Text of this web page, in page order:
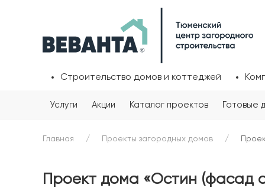
Строительство домов и коттеджей
Услуги Акции Каталог проектов Готовые
Главная Проекты загородных домов
Проект дома «Остин (фасад